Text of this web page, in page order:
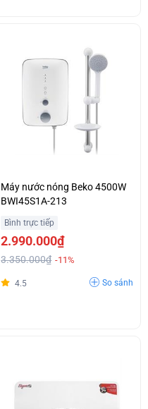
Máy nước nóng Beko 4500W
BWI45S1A-213
Bình trực tiếp
2.990.000₫
3.350.000₫ -11%
4.5 So sánh